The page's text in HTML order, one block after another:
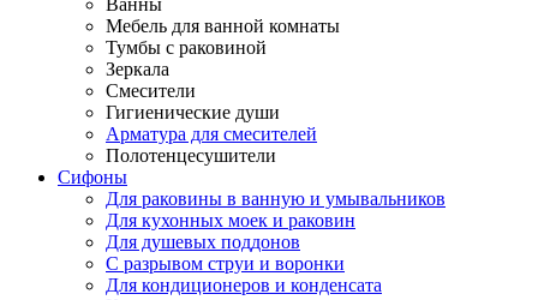
Ванны
Мебель для ванной комнаты
Тумбы с раковиной
Зеркала
Смесители
Гигиенические души
Арматура для смесителей
Полотенцесушители
Сифоны
Для раковины в ванную и умывальников
Для кухонных моек и раковин
Для душевых поддонов
С разрывом струи и воронки
Для кондиционеров и конденсата